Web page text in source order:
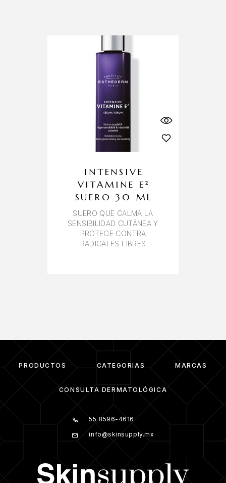
INTENSIVE
VITAMINE E²
SUERO 30 ML
SUERO QUE CALMA LA
SENSIBILIDAD CUTÁNEA Y
PROTEGE CONTRA
RADICALES LIBRES
PRODUCTOS CATEGORIAS MARCAS
CONSULTA DERMATOLÓGICA
55 8596-4616
info@skinsupply.mx